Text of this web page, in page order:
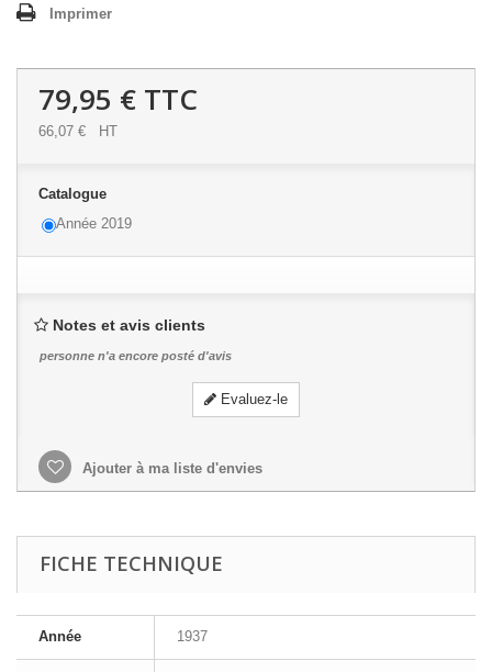
Imprimer
79,95 € TTC
66,07 € HT
Catalogue
Année 2019
Notes et avis clients
personne n'a encore posté d'avis
Evaluez-le
Ajouter à ma liste d'envies
FICHE TECHNIQUE
Année 1937